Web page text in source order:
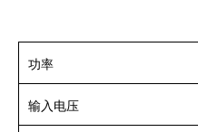
功率
输入电压